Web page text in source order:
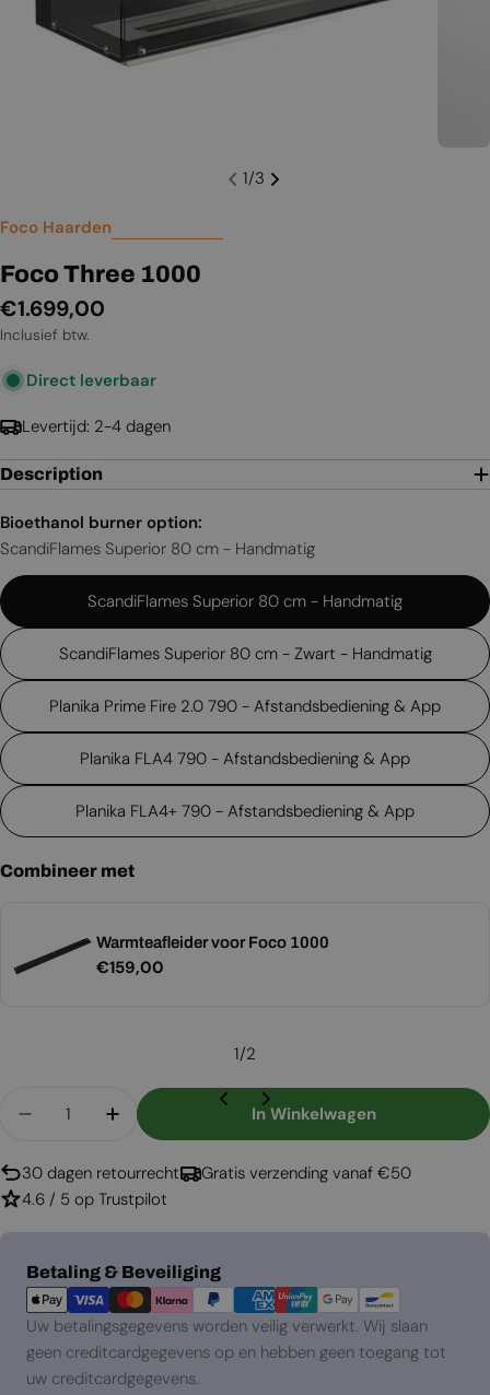
1/3
Foco Haarden
Foco Three 1000
Normale
prijs
€1.699,00
Inclusief btw.
Direct leverbaar
Levertijd: 2-4 dagen
Description
Bioethanol burner option:
ScandiFlames Superior 80 cm - Handmatig
ScandiFlames Superior 80 cm - Handmatig
ScandiFlames Superior 80 cm - Zwart - Handmatig
Planika Prime Fire 2.0 790 - Afstandsbediening & App
Planika FLA4 790 - Afstandsbediening & App
Planika FLA4+ 790 - Afstandsbediening & App
Combineer met
Warmteafleider voor Foco 1000
Normale
€159,00
1/2
Aantal Verlagen Voor Foco Three 1000
Aantal Verhogen Voor Foco Three 1000
In Winkelwagen
30 dagen retourrecht
Gratis verzending vanaf €50
4.6 / 5 op Trustpilot
Betaling & Beveiliging
Betaalmethoden
Uw betalingsgegevens worden veilig verwerkt. Wij slaan
geen creditcardgegevens op en hebben geen toegang tot
uw creditcardgegevens.